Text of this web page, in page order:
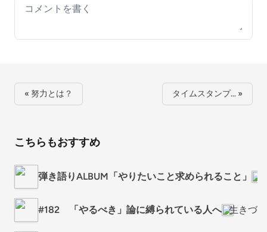
Your comment
« 努力とは？ タイムスタンプ… »
こちらもおすすめ
弾き語りALBUM「やりたいこと求められること」
#182 「やるべき」論に縛られている人へ 生きづ